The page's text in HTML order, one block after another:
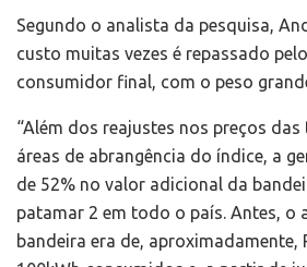
Segundo o analista da pesquisa,
custo muitas vezes é repassado
consumidor final, com o peso
“Além dos reajustes nos preços
áreas de abrangência do índice, a
de 52% no valor adicional da
patamar 2 em todo o país. Antes, o
bandeira era de, aproximadamente,